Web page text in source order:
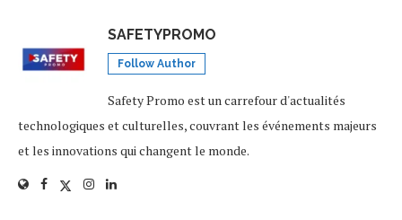
SAFETYPROMO
Follow Author
Safety Promo est un carrefour d'actualités
technologiques et culturelles, couvrant les événements majeurs
et les innovations qui changent le monde.